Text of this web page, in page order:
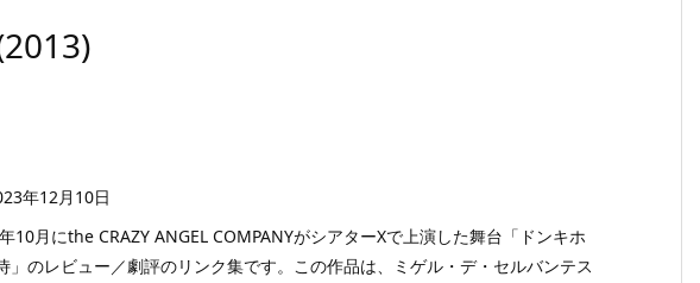
年12月10日
10月にthe CRAZY ANGEL COMPANYがシアターXで上演した舞台「ドンキホ
」のレビュー／劇評のリンク集です。この作品は、ミゲル・デ・セルバンテス